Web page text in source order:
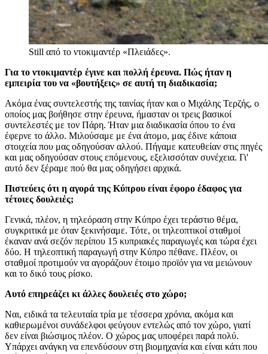
Still από το ντοκιμαντέρ «Πλειάδες».
Για το ντοκιμαντέρ έγινε και πολλή έρευνα. Πώς ήταν η
εμπειρία του να «βουτήξεις» σε αυτή τη διαδικασία;
Ακόμα ένας συντελεστής της ταινίας ήταν και ο Μιχάλης Τερζής, ο
οποίος μας βοήθησε στην έρευνα, ήμασταν οι τρεις βασικοί
συντελεστές με τον Πάρη. Ήταν μια διαδικασία όπου το ένα
έφερνε το άλλο. Μιλούσαμε με ένα άτομο, μας έδινε κάποια
στοιχεία που μας οδηγούσαν αλλού. Πήγαμε κατευθείαν στις πηγές
και μας οδηγούσαν στους επόμενους, εξελισσόταν συνέχεια. Γι'
αυτό δεν ξέραμε πού θα μας οδηγήσει αρχικά.
Πιστεύεις ότι η αγορά της Κύπρου είναι έφορο έδαφος για
τέτοιες δουλειές;
Γενικά, πλέον, η τηλεόραση στην Κύπρο έχει τεράστιο θέμα,
συγκριτικά με όταν ξεκινήσαμε. Τότε, οι τηλεοπτικοί σταθμοί
έκαναν ανά σεζόν περίπου 15 κυπριακές παραγωγές και τώρα έχει
δύο. Η τηλεοπτική παραγωγή στην Κύπρο πέθανε. Πλέον, οι
σταθμοί προτιμούν να αγοράζουν έτοιμο προϊόν για να μειώνουν
και το δικό τους ρίσκο.
Αυτό επηρεάζει κι άλλες δουλειές στο χώρο;
Ναι, ειδικά τα τελευταία τρία με τέσσερα χρόνια, ακόμα και
καθιερωμένοι συνάδελφοι φεύγουν εντελώς από τον χώρο, γιατί
δεν είναι βιώσιμος πλέον. Ο χώρος μας υποφέρει παρά πολύ.
Υπάρχει ανάγκη να επενδύσουν στη βιομηχανία και είναι κάτι που